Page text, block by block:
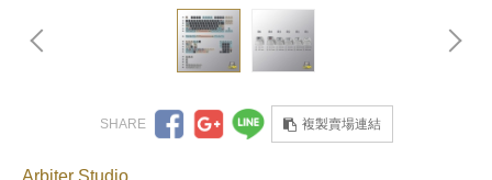
複製賣場連結